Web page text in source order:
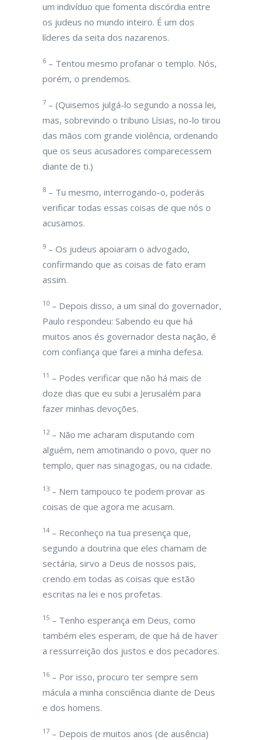
um indivíduo que fomenta discórdia entre
os judeus no mundo inteiro. É um dos
líderes da seita dos nazarenos.
6 – Tentou mesmo profanar o templo. Nós,
porém, o prendemos.
7 – (Quisemos julgá-lo segundo a nossa lei,
mas, sobrevindo o tribuno Lísias, no-lo tirou
das mãos com grande violência, ordenando
que os seus acusadores comparecessem
diante de ti.)
8 – Tu mesmo, interrogando-o, poderás
verificar todas essas coisas de que nós o
acusamos.
9 – Os judeus apoiaram o advogado,
confirmando que as coisas de fato eram
assim.
10 – Depois disso, a um sinal do governador,
Paulo respondeu: Sabendo eu que há
muitos anos és governador desta nação, é
com confiança que farei a minha defesa.
11 – Podes verificar que não há mais de
doze dias que eu subi a Jerusalém para
fazer minhas devoções.
12– Não me acharam disputando com
alguém, nem amotinando o povo, quer no
templo, quer nas sinagogas, ou na cidade.
13 – Nem tampouco te podem provar as
coisas de que agora me acusam.
14 – Reconheço na tua presença que,
segundo a doutrina que eles chamam de
sectária, sirvo a Deus de nossos pais,
crendo em todas as coisas que estão
escritas na lei e nos profetas.
15 – Tenho esperança em Deus, como
também eles esperam, de que há de haver
a ressurreição dos justos e dos pecadores.
16 – Por isso, procuro ter sempre sem
mácula a minha consciência diante de Deus
e dos homens.
17 – Depois de muitos anos (de ausência)